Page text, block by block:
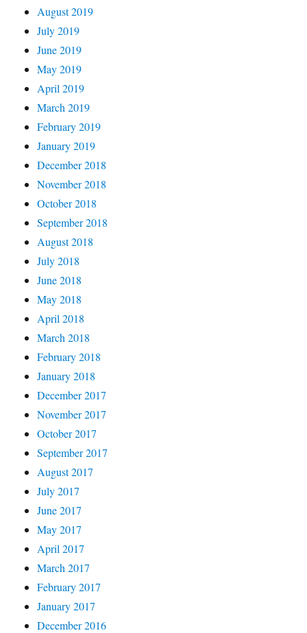
August 2019
July 2019
June 2019
May 2019
April 2019
March 2019
February 2019
January 2019
December 2018
November 2018
October 2018
September 2018
August 2018
July 2018
June 2018
May 2018
April 2018
March 2018
February 2018
January 2018
December 2017
November 2017
October 2017
September 2017
August 2017
July 2017
June 2017
May 2017
April 2017
March 2017
February 2017
January 2017
December 2016